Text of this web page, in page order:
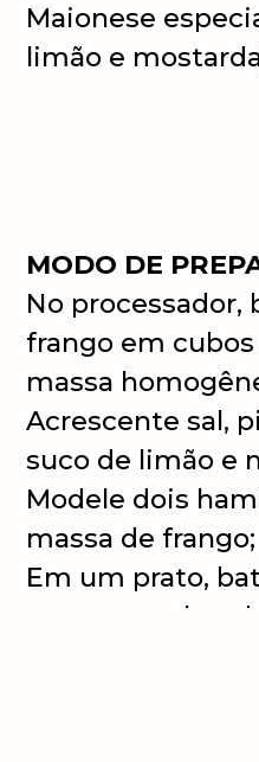
Maionese
limão e
MODO DE
No processador,
frango em
massa
Acrescente sal,
suco de limão e
Modele dois
massa de frango;
Em um prato,
empane os